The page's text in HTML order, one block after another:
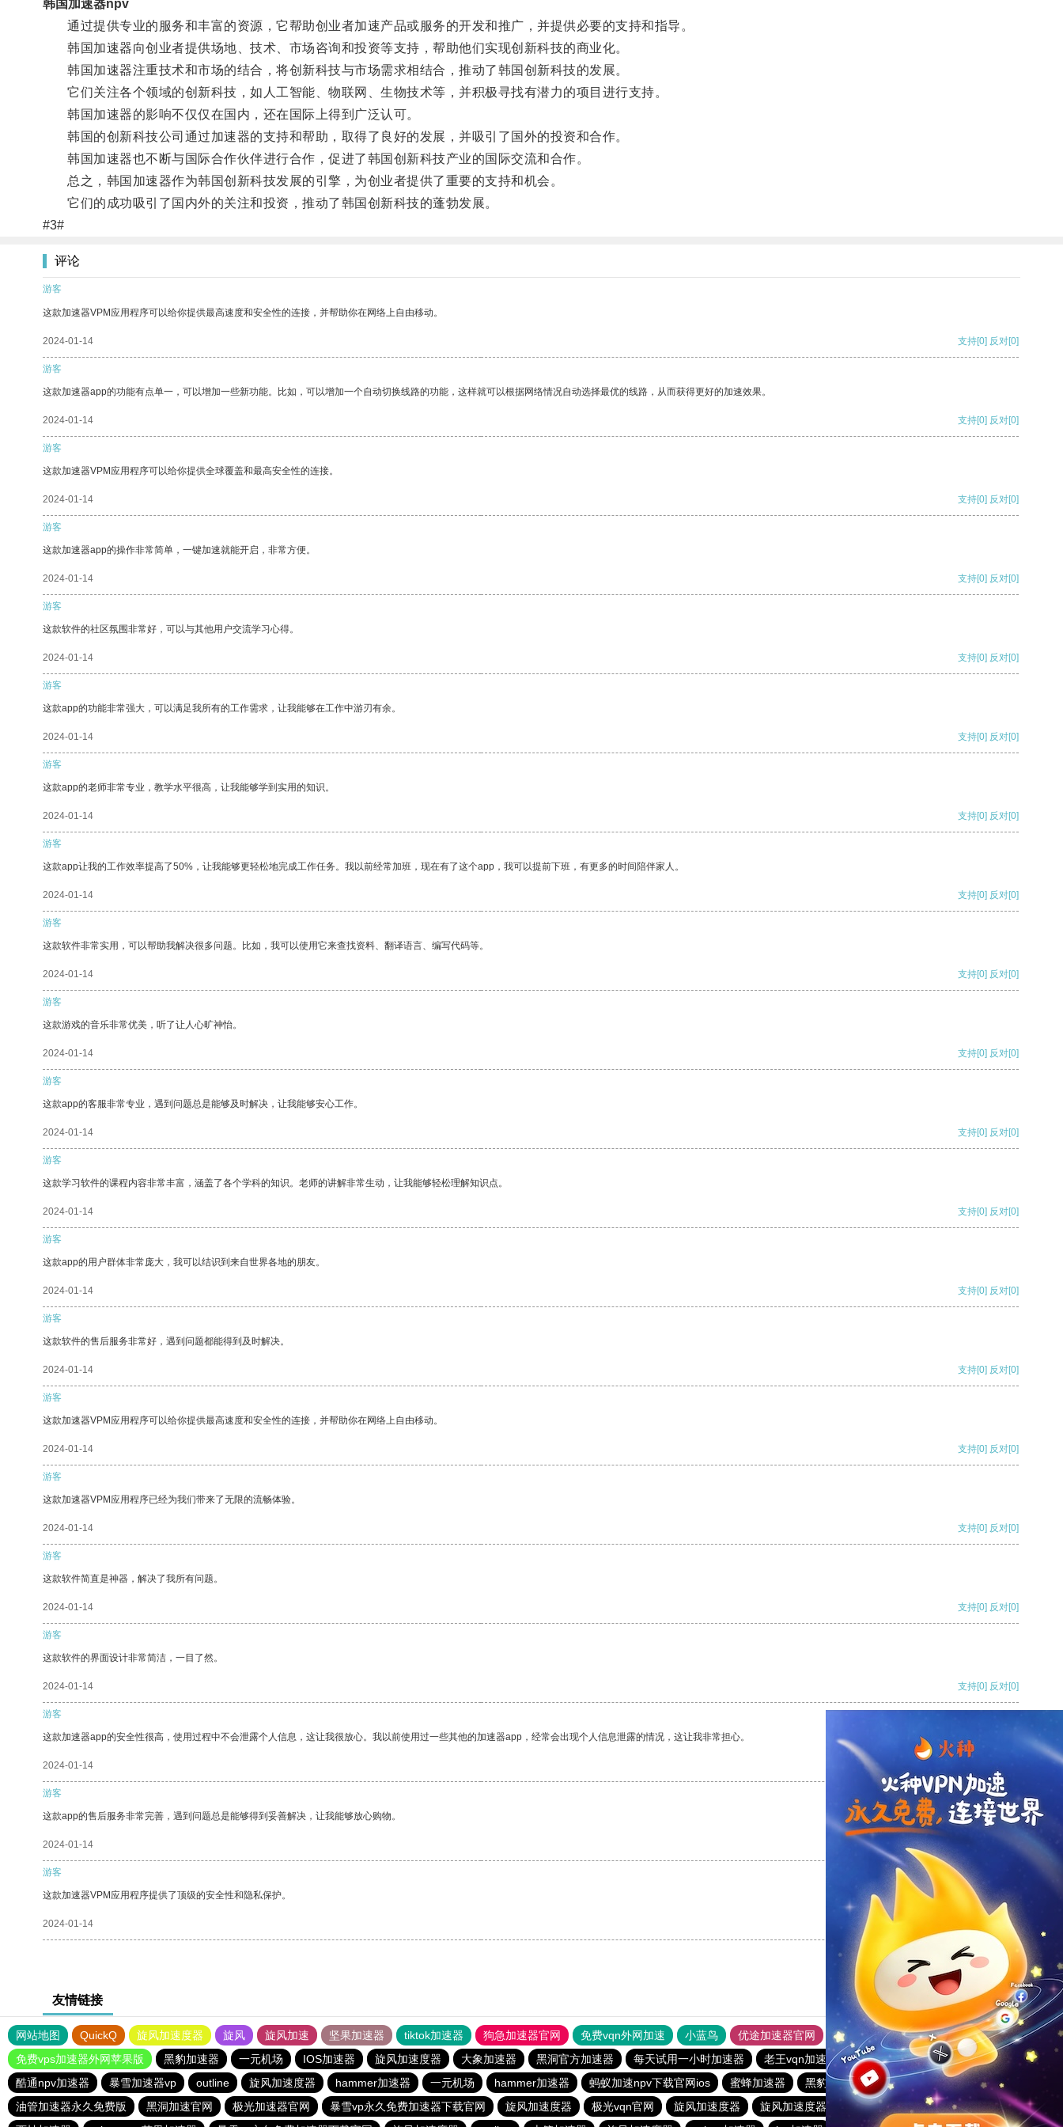
韩国加速器npv
通过提供专业的服务和丰富的资源，它帮助创业者加速产品或服务的开发和推广，并提供必要的支持和指导。
韩国加速器向创业者提供场地、技术、市场咨询和投资等支持，帮助他们实现创新科技的商业化。
韩国加速器注重技术和市场的结合，将创新科技与市场需求相结合，推动了韩国创新科技的发展。
它们关注各个领域的创新科技，如人工智能、物联网、生物技术等，并积极寻找有潜力的项目进行支持。
韩国加速器的影响不仅仅在国内，还在国际上得到广泛认可。
韩国的创新科技公司通过加速器的支持和帮助，取得了良好的发展，并吸引了国外的投资和合作。
韩国加速器也不断与国际合作伙伴进行合作，促进了韩国创新科技产业的国际交流和合作。
总之，韩国加速器作为韩国创新科技发展的引擎，为创业者提供了重要的支持和机会。
它们的成功吸引了国内外的关注和投资，推动了韩国创新科技的蓬勃发展。
#3#
评论
游客
这款加速器VPM应用程序可以给你提供最高速度和安全性的连接，并帮助你在网络上自由移动。
2024-01-14 支持[0] 反对[0]
游客
这款加速器app的功能有点单一，可以增加一些新功能。比如，可以增加一个自动切换线路的功能，这样就可以根据网络情况自动选择最优的线路，从而获得更好的加速效果。
2024-01-14 支持[0] 反对[0]
游客
这款加速器VPM应用程序可以给你提供全球覆盖和最高安全性的连接。
2024-01-14 支持[0] 反对[0]
游客
这款加速器app的操作非常简单，一键加速就能开启，非常方便。
2024-01-14 支持[0] 反对[0]
游客
这款软件的社区氛围非常好，可以与其他用户交流学习心得。
2024-01-14 支持[0] 反对[0]
游客
这款app的功能非常强大，可以满足我所有的工作需求，让我能够在工作中游刃有余。
2024-01-14 支持[0] 反对[0]
游客
这款app的老师非常专业，教学水平很高，让我能够学到实用的知识。
2024-01-14 支持[0] 反对[0]
游客
这款app让我的工作效率提高了50%，让我能够更轻松地完成工作任务。我以前经常加班，现在有了这个app，我可以提前下班，有更多的时间陪伴家人。
2024-01-14 支持[0] 反对[0]
游客
这款软件非常实用，可以帮助我解决很多问题。比如，我可以使用它来查找资料、翻译语言、编写代码等。
2024-01-14 支持[0] 反对[0]
游客
这款游戏的音乐非常优美，听了让人心旷神怡。
2024-01-14 支持[0] 反对[0]
游客
这款app的客服非常专业，遇到问题总是能够及时解决，让我能够安心工作。
2024-01-14 支持[0] 反对[0]
游客
这款学习软件的课程内容非常丰富，涵盖了各个学科的知识。老师的讲解非常生动，让我能够轻松理解知识点。
2024-01-14 支持[0] 反对[0]
游客
这款app的用户群体非常庞大，我可以结识到来自世界各地的朋友。
2024-01-14 支持[0] 反对[0]
游客
这款软件的售后服务非常好，遇到问题都能得到及时解决。
2024-01-14 支持[0] 反对[0]
游客
这款加速器VPM应用程序可以给你提供最高速度和安全性的连接，并帮助你在网络上自由移动。
2024-01-14 支持[0] 反对[0]
游客
这款加速器VPM应用程序已经为我们带来了无限的流畅体验。
2024-01-14 支持[0] 反对[0]
游客
这款软件简直是神器，解决了我所有问题。
2024-01-14 支持[0] 反对[0]
游客
这款软件的界面设计非常简洁，一目了然。
2024-01-14 支持[0] 反对[0]
游客
这款加速器app的安全性很高，使用过程中不会泄露个人信息，这让我很放心。我以前使用过一些其他的加速器app，经常会出现个人信息泄露的情况，这让我非常担心。
2024-01-14
游客
这款app的售后服务非常完善，遇到问题总是能够得到妥善解决，让我能够放心购物。
2024-01-14 反对
游客
这款加速器VPM应用程序提供了顶级的安全性和隐私保护。
2024-01-14 反对[0]
友情链接
网站地图 QuickQ 旋风加速度器 旋风 旋风加速 坚果加速器 tiktok加速器 狗急加速器官网 免费vqn外网加速 小蓝鸟 优途加速器官网 风驰加速器 旋风加速器
八戒看书
免费vps加速器外网苹果版
黑豹加速器 一元机场 IOS加速器 旋风加速度器 大象加速器 黑洞官方加速器 每天试用一小时加速器 老王vqn加速 黑洞官网
雷霆加器速
酷通npv加速器
暴雪加速器vp outline 旋风加速度器 hammer加速器 一元机场 hammer加速器 蚂蚁加速npv下载官网ios 蜜蜂加速器 黑豹加速器
黑洞加速
油管加速器永久免费版
黑洞加速官网 极光加速器官网 暴雪vp永久免费加速器下载官网 旋风加速度器 极光vqn官网 旋风加速度器 旋风加速度器 hammer加速器
黑洞vqn加速